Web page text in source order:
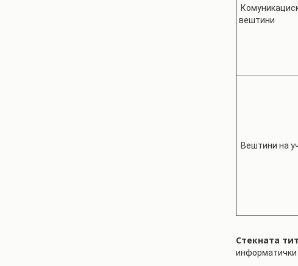
вештини
Вештини на
Стекната
информатички